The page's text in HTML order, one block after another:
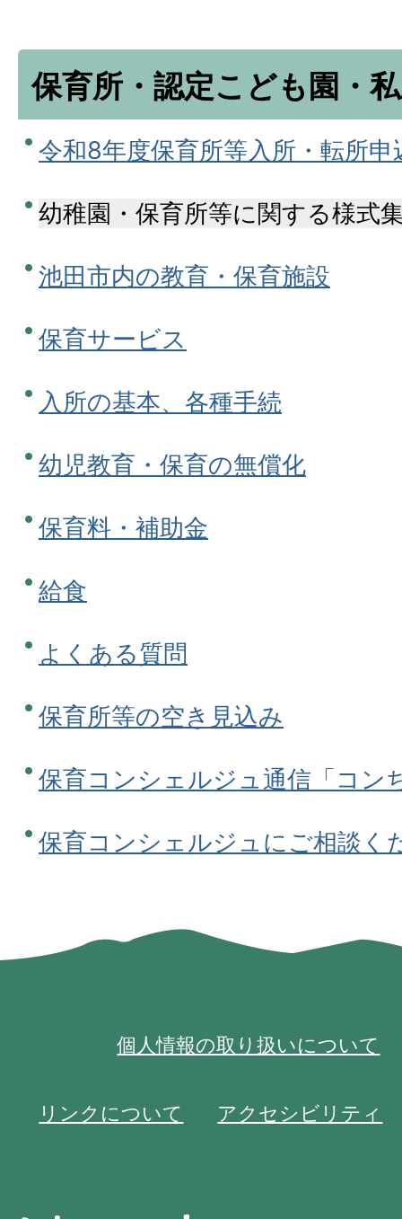
保育所・認定こども園・
令和8年度保育所等入所・転所申
幼稚園・保育所等に関する様式
池田市内の教育・保育施設
保育サービス
入所の基本、各種手続
幼児教育・保育の無償化
保育料・補助金
給食
よくある質問
保育所等の空き見込み
保育コンシェルジュ通信「コン
保育コンシェルジュにご相談く
個人情報の取り扱いについて
リンクについて アクセシビリティ